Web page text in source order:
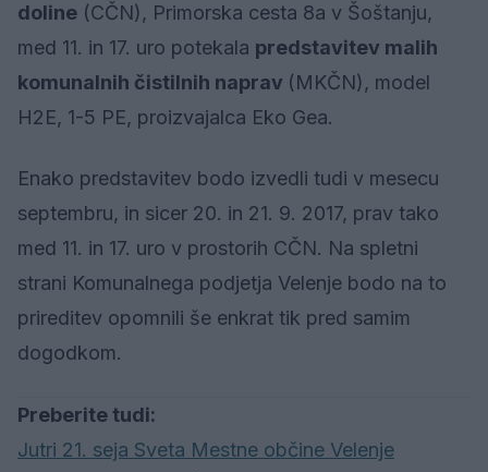
doline (CČN), Primorska cesta 8a v Šoštanju,
med 11. in 17. uro potekala predstavitev malih
komunalnih čistilnih naprav (MKČN), model
H2E, 1-5 PE, proizvajalca Eko Gea.
Enako predstavitev bodo izvedli tudi v mesecu
septembru, in sicer 20. in 21. 9. 2017, prav tako
med 11. in 17. uro v prostorih CČN. Na spletni
strani Komunalnega podjetja Velenje bodo na to
prireditev opomnili še enkrat tik pred samim
dogodkom.
Preberite tudi:
Jutri 21. seja Sveta Mestne občine Velenje